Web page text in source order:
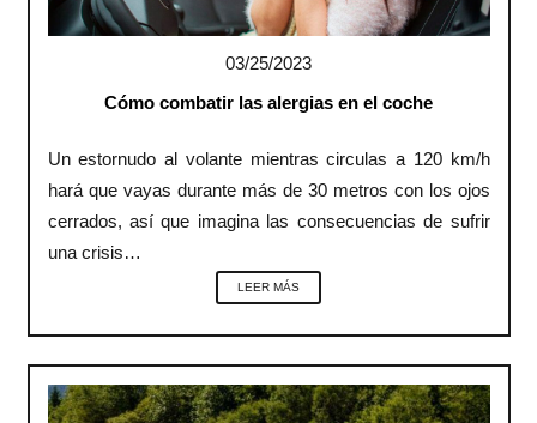
03/25/2023
Cómo combatir las alergias en el coche
Un estornudo al volante mientras circulas a 120 km/h
hará que vayas durante más de 30 metros con los ojos
cerrados, así que imagina las consecuencias de sufrir
una crisis…
LEER MÁS